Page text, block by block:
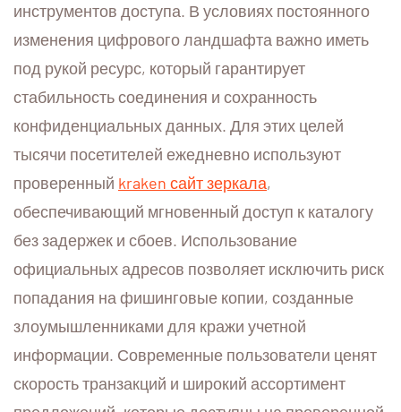
инструментов доступа. В условиях постоянного
изменения цифрового ландшафта важно иметь
под рукой ресурс, который гарантирует
стабильность соединения и сохранность
конфиденциальных данных. Для этих целей
тысячи посетителей ежедневно используют
проверенный kraken сайт зеркала,
обеспечивающий мгновенный доступ к каталогу
без задержек и сбоев. Использование
официальных адресов позволяет исключить риск
попадания на фишинговые копии, созданные
злоумышленниками для кражи учетной
информации. Современные пользователи ценят
скорость транзакций и широкий ассортимент